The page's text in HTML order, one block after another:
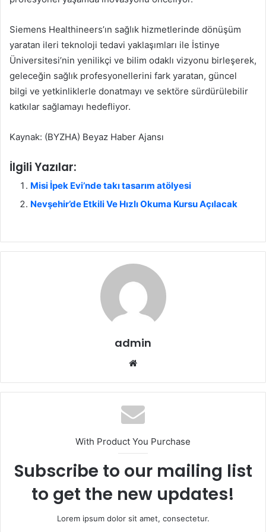
Siemens Healthineers’ın sağlık hizmetlerinde dönüşüm
yaratan ileri teknoloji tedavi yaklaşımları ile İstinye
Üniversitesi’nin yenilikçi ve bilim odaklı vizyonu birleşerek,
geleceğin sağlık profesyonellerini fark yaratan, güncel
bilgi ve yetkinliklerle donatmayı ve sektöre sürdürülebilir
katkılar sağlamayı hedefliyor.
Kaynak: (BYZHA) Beyaz Haber Ajansı
İlgili Yazılar:
Misi İpek Evi’nde takı tasarım atölyesi
Nevşehir’de Etkili Ve Hızlı Okuma Kursu Açılacak
admin
sit
esi
With Product You Purchase
Subscribe to our mailing list
to get the new updates!
Lorem ipsum dolor sit amet, consectetur.